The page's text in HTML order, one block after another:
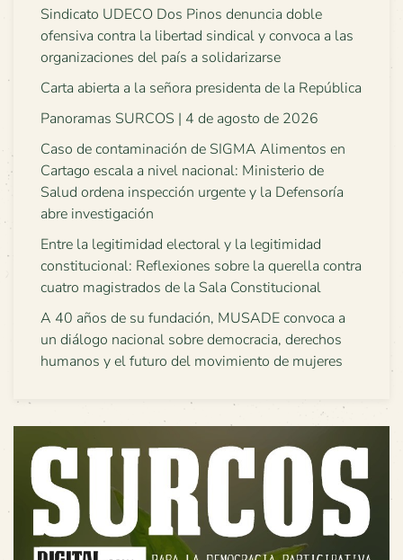
Sindicato UDECO Dos Pinos denuncia doble
ofensiva contra la libertad sindical y convoca a las
organizaciones del país a solidarizarse
Carta abierta a la señora presidenta de la República
Panoramas SURCOS | 4 de agosto de 2026
Caso de contaminación de SIGMA Alimentos en
Cartago escala a nivel nacional: Ministerio de
Salud ordena inspección urgente y la Defensoría
abre investigación
Entre la legitimidad electoral y la legitimidad
constitucional: Reflexiones sobre la querella contra
cuatro magistrados de la Sala Constitucional
A 40 años de su fundación, MUSADE convoca a
un diálogo nacional sobre democracia, derechos
humanos y el futuro del movimiento de mujeres